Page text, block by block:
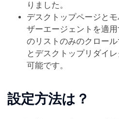
りました。
デスクトップページと
ザーエージェントを適
のリストのみのクロー
とデスクトップリダイ
可能です。
設定方法は？